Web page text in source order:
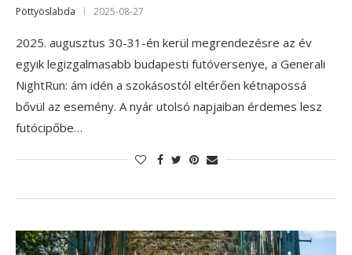
Pöttyöslabda 2025-08-27
2025. augusztus 30-31-én kerül megrendezésre az év
egyik legizgalmasabb budapesti futóversenye, a Generali
NightRun: ám idén a szokásostól eltérően kétnapossá
bővül az esemény. A nyár utolsó napjaiban érdemes lesz
futócipőbe…